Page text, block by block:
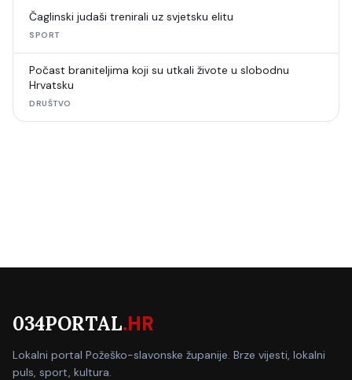
Čaglinski judaši trenirali uz svjetsku elitu
SPORT
Počast braniteljima koji su utkali živote u slobodnu
Hrvatsku
DRUŠTVO
034PORTAL.HR
Lokalni portal Požeško-slavonske županije. Brze vijesti, lokalni
puls, sport, kultura.